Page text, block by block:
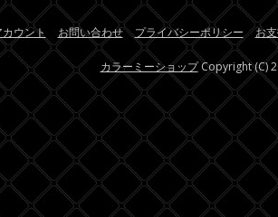
ウント お問い合わせ プライバシーポリシー お
カラーミーショップCopyright (C)